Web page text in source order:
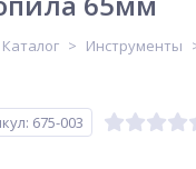
Каталог Инструменты
675-003